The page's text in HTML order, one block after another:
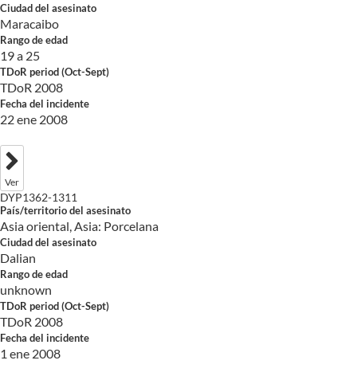
Ciudad del asesinato
Maracaibo
Rango de edad
19 a 25
TDoR period (Oct-Sept)
TDoR 2008
Fecha del incidente
22 ene 2008
Ver
DYP1362-1311
País/territorio del asesinato
Asia oriental, Asia: Porcelana
Ciudad del asesinato
Dalian
Rango de edad
unknown
TDoR period (Oct-Sept)
TDoR 2008
Fecha del incidente
1 ene 2008